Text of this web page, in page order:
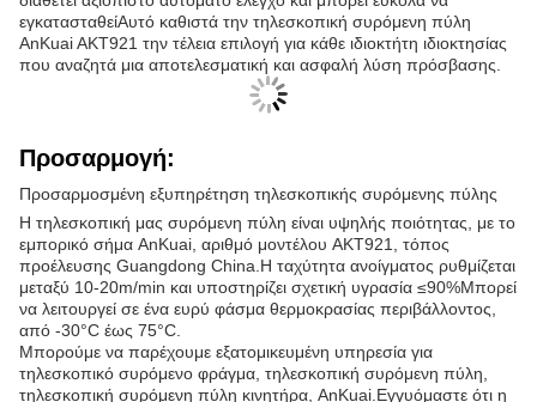
εγκατασταθείΑυτό καθιστά την τηλεσκοπική συρόμενη πύλη
AnKuai AKT921 την τέλεια επιλογή για κάθε ιδιοκτήτη ιδιοκτησίας
που αναζητά μια αποτελεσματική και ασφαλή λύση πρόσβασης.
Προσαρμοσμένη εξυπηρέτηση τηλεσκοπικής συρόμενης πύλης
Η τηλεσκοπική μας συρόμενη πύλη είναι υψηλής ποιότητας, με το
εμπορικό σήμα AnKuai, αριθμό μοντέλου AKT921, τόπος
προέλευσης Guangdong China.Η ταχύτητα ανοίγματος ρυθμίζεται
μεταξύ 10-20m/min και υποστηρίζει σχετική υγρασία ≤90%Μπορεί
να λειτουργεί σε ένα ευρύ φάσμα θερμοκρασίας περιβάλλοντος,
από -30°C έως 75°C.
Μπορούμε να παρέχουμε εξατομικευμένη υπηρεσία για
τηλεσκοπικό συρόμενο φράγμα, τηλεσκοπική συρόμενη πύλη,
τηλεσκοπική συρόμενη πύλη κινητήρα, AnKuai.Εγγυόμαστε ότι η
τηλεσκοπική μας πύλη είναι υψηλής ποιότητας και απόδοσης..